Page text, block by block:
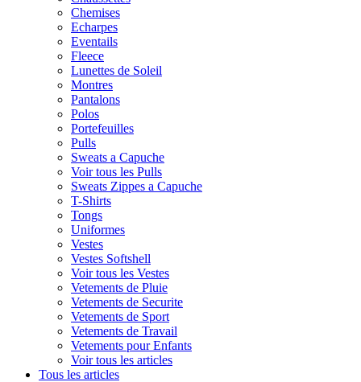
Chemises
Echarpes
Eventails
Fleece
Lunettes de Soleil
Montres
Pantalons
Polos
Portefeuilles
Pulls
Sweats a Capuche
Voir tous les Pulls
Sweats Zippes a Capuche
T-Shirts
Tongs
Uniformes
Vestes
Vestes Softshell
Voir tous les Vestes
Vetements de Pluie
Vetements de Securite
Vetements de Sport
Vetements de Travail
Vetements pour Enfants
Voir tous les articles
Tous les articles